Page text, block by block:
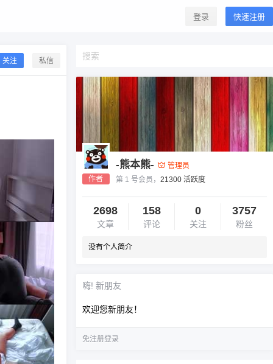
登录 快速注册
关注 私信
作者
-熊本熊-
管理员
第 1 号会员， 21300 活跃度
2698
文章
158
评论
0
关注
3757
粉丝
没有个人简介
嗨! 新朋友
欢迎您新朋友！
免注册登录